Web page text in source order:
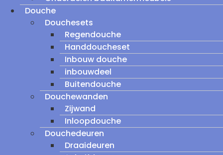
Douche
Douchesets
Regendouche
Handdoucheset
Inbouw douche
inbouwdeel
Buitendouche
Douchewanden
Zijwand
Inloopdouche
Douchedeuren
Draaideuren